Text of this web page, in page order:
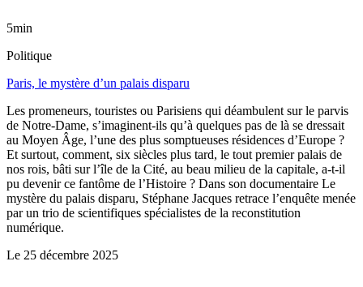
5min
Politique
Paris, le mystère d’un palais disparu
Les promeneurs, touristes ou Parisiens qui déambulent sur le parvis
de Notre-Dame, s’imaginent-ils qu’à quelques pas de là se dressait
au Moyen Âge, l’une des plus somptueuses résidences d’Europe ?
Et surtout, comment, six siècles plus tard, le tout premier palais de
nos rois, bâti sur l’île de la Cité, au beau milieu de la capitale, a-t-il
pu devenir ce fantôme de l’Histoire ? Dans son documentaire Le
mystère du palais disparu, Stéphane Jacques retrace l’enquête menée
par un trio de scientifiques spécialistes de la reconstitution
numérique.
Le 25 décembre 2025